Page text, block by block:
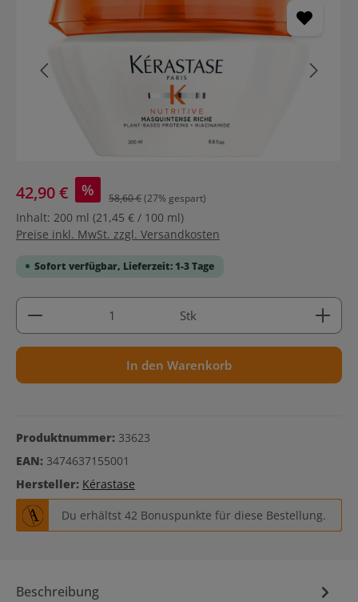
42,90 € % 58,60 €(27% gespart)
Inhalt: 200 ml (21,45 € / 100 ml)
Preise inkl. MwSt. zzgl. Versandkosten
Sofort verfügbar, Lieferzeit: 1-3 Tage
Produkt Anzahl: Gib den gewünschten Wert ein
Stk
In den Warenkorb
Produktnummer: 33623
EAN: 3474637155001
Hersteller: Kérastase
Du erhältst 42 Bonuspunkte für diese Bestellung.
Beschreibung